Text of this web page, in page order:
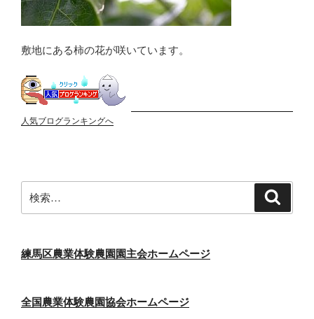
敷地にある柿の花が咲いています。
人気ブログランキングへ
索:
練馬区農業体験農園園主会ホームページ
全国農業体験農園協会ホームページ